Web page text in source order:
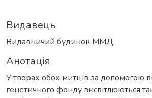
Видавець
Видавничий будинок ММД
Анотація
У творах обох митців за допомогою
генетичного фонду висвітлюються